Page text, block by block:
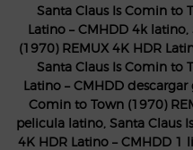
Santa Claus Is Comin to
Latino – CMHDD 4k
(1970) REMUX 4K HDR
Santa Claus Is Comin to
Latino – CMHDD
Comin to Town (1970)
pelicula latino, Santa Claus
4K HDR Latino – CMHDD 1